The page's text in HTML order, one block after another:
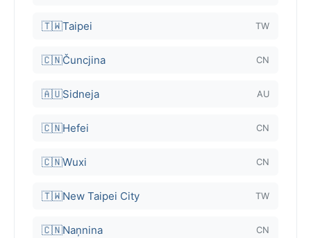
🇹🇼Taipei TW
🇨🇳Čuncjina CN
🇦🇺Sidneja AU
🇨🇳Hefei CN
🇨🇳Wuxi CN
🇹🇼New Taipei City TW
🇨🇳Naņnina CN